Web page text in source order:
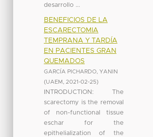
desarrollo ...
BENEFICIOS DE LA
ESCARECTOMIA
TEMPRANA Y TARDÍA
EN PACIENTES GRAN
QUEMADOS
GARCÍA PICHARDO, YANIN
(UAEM 2021-02-25)
INTRODUCTION: The
scarectomy is the removal
of non-functional tissue
eschar for the
epithelialization of the